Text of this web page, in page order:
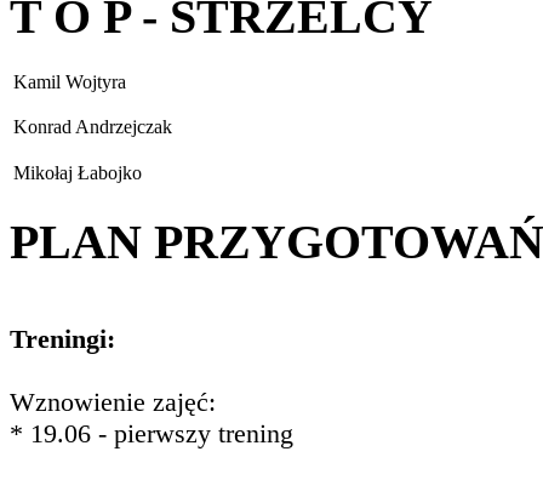
T O P - STRZELCY
Kamil Wojtyra
Konrad Andrzejczak
Mikołaj Łabojko
PLAN PRZYGOTOWAŃ
Treningi:
Wznowienie zajęć:
* 19.06 - pierwszy trening